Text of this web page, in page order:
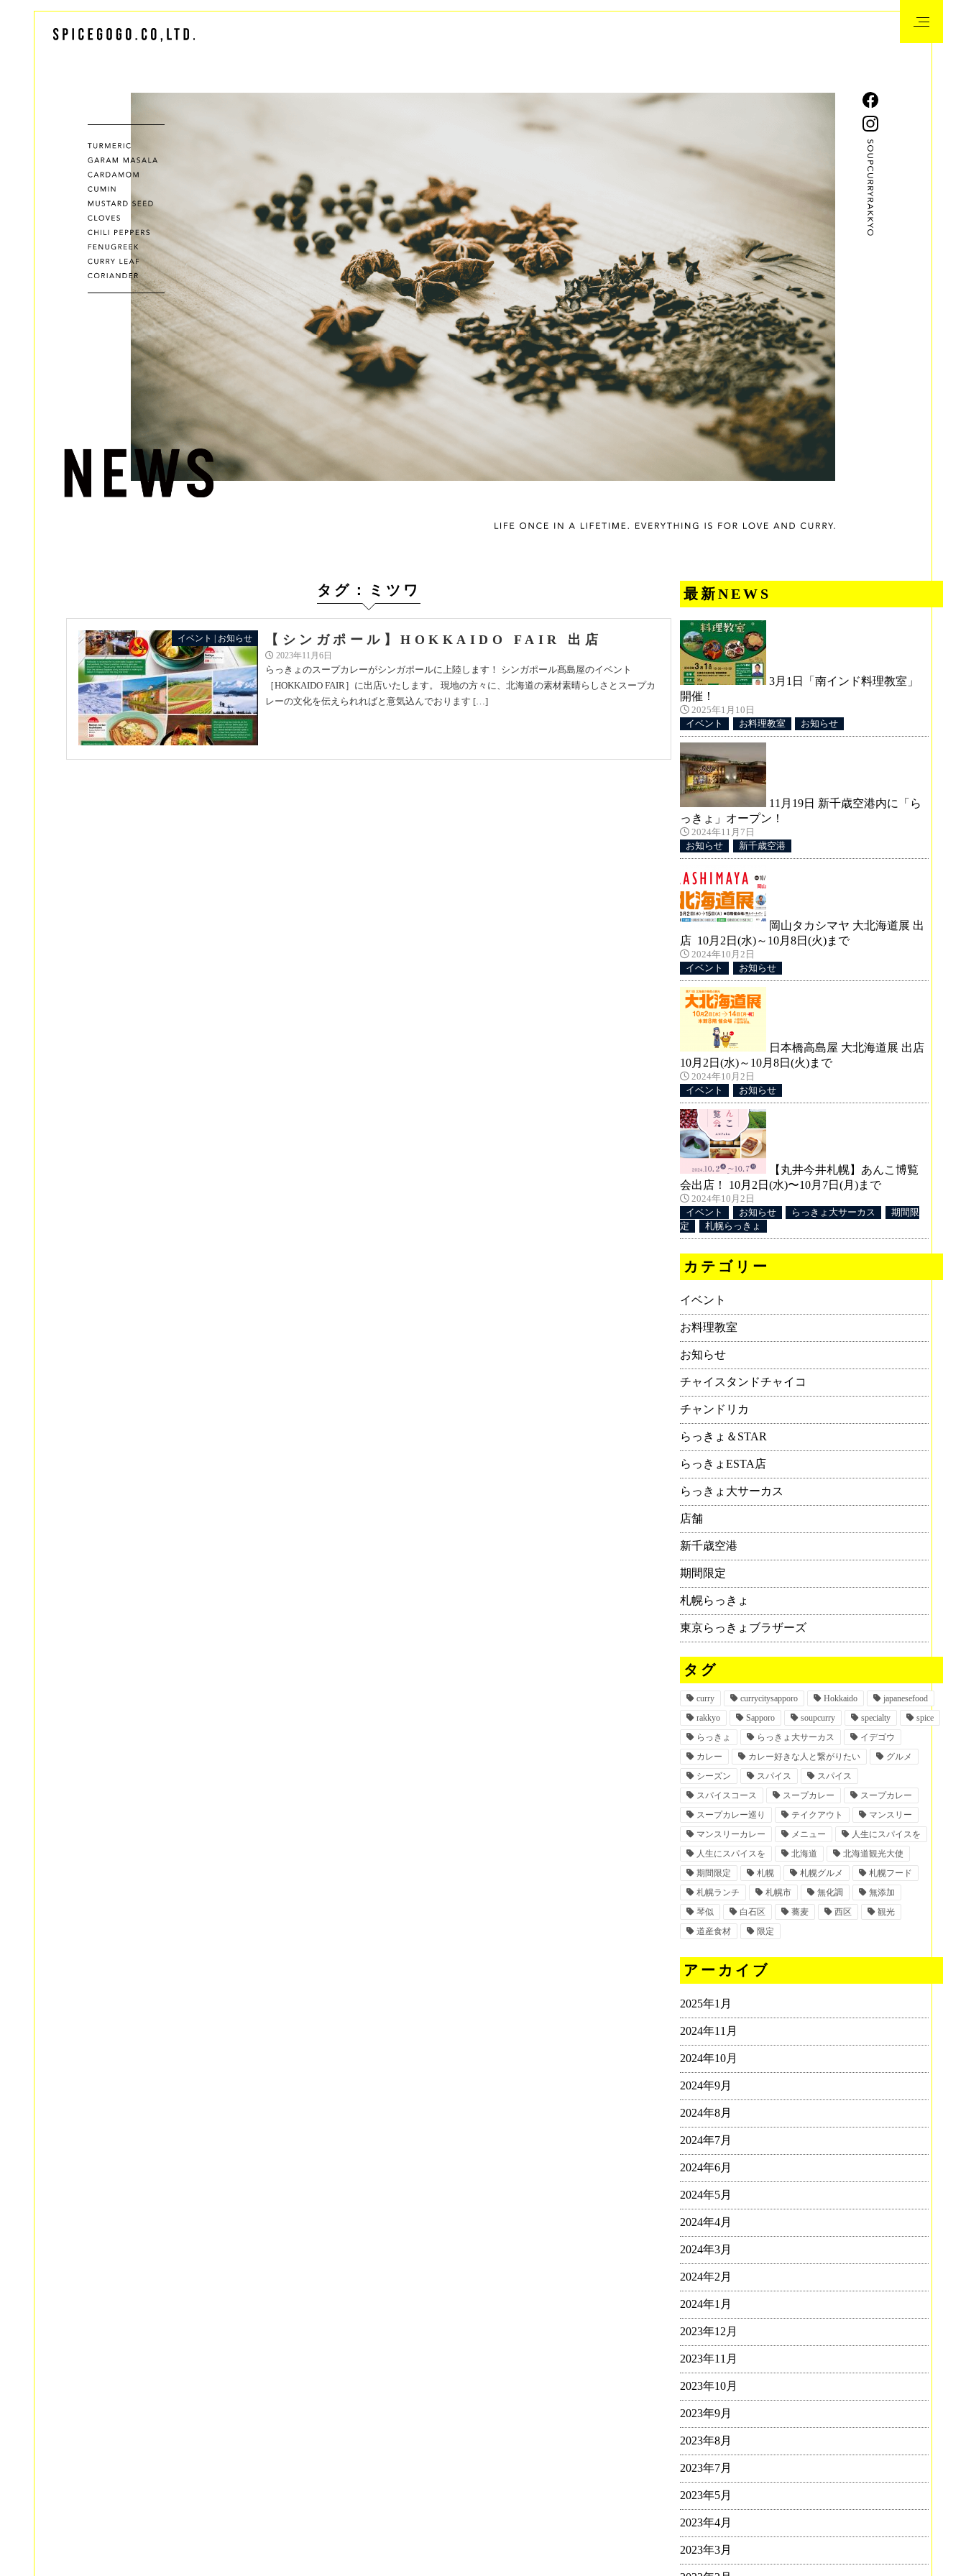
タグ：ミツワ
イベント | お知らせ 【シンガポール】HOKKAIDO FAIR 出店
2023年11月6日
らっきょのスープカレーがシンガポールに上陸します！ シンガポール髙島屋のイベント
［HOKKAIDO FAIR］に出店いたします。 現地の方々に、北海道の素材素晴らしさとスープカ
レーの文化を伝えられればと意気込んでおります […]
最新NEWS
3月1日「南インド料理教室」
開催！
2025年1月10日
イベント
お料理教室 お知らせ
11月19日 新千歳空港内に「ら
っきょ」オープン！
2024年11月7日
お知らせ
新千歳空港
岡山タカシマヤ 大北海道展 出
店 10月2日(水)～10月8日(火)まで
2024年10月2日
イベント
お知らせ
日本橋高島屋 大北海道展 出店
10月2日(水)～10月8日(火)まで
2024年10月2日
イベント
お知らせ
【丸井今井札幌】あんこ博覧
会出店！ 10月2日(水)〜10月7日(月)まで
2024年10月2日
イベント
お知らせ らっきょ大サーカス
期間限
定
札幌らっきょ
カテゴリー
イベント
お料理教室
お知らせ
チャイスタンドチャイコ
チャンドリカ
らっきょ＆STAR
らっきょESTA店
らっきょ大サーカス
店舗
新千歳空港
期間限定
札幌らっきょ
東京らっきょブラザーズ
タグ
curry currycitysapporo Hokkaido
japanesefood
rakkyo
Sapporo soupcurry specialty
spice
らっきょ
らっきょ大サーカス
イデゴウ
カレー
カレー好きな人と繋がりたい
グルメ
シーズン
スパイス
スパイス
スパイスコース
スープカレー
スープカレー
スープカレー巡り
テイクアウト
マンスリー
マンスリーカレー
メニュー
人生にスパイスを
人生にスパイスを
北海道
北海道観光大使
期間限定
札幌 札幌グルメ
札幌フード
札幌ランチ
札幌市 無化調
無添加
琴似
白石区 蕎麦 西区
観光
道産食材
限定
アーカイブ
2025年1月
2024年11月
2024年10月
2024年9月
2024年8月
2024年7月
2024年6月
2024年5月
2024年4月
2024年3月
2024年2月
2024年1月
2023年12月
2023年11月
2023年10月
2023年9月
2023年8月
2023年7月
2023年5月
2023年4月
2023年3月